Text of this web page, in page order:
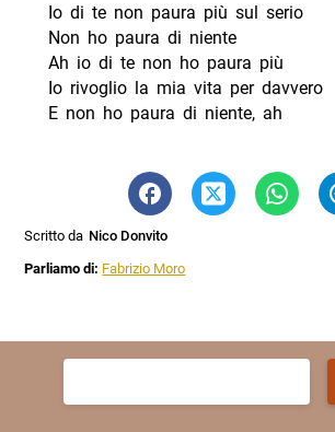
Io di te non paura più sul serio
Non ho paura di niente
Ah io di te non ho paura più
Io rivoglio la mia vita per davvero
E non ho paura di niente, ah
Scritto da Nico Donvito
Parliamo di: Fabrizio Moro
Ricerca